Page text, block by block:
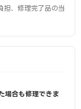
、修理完了品の当
合も修理できま